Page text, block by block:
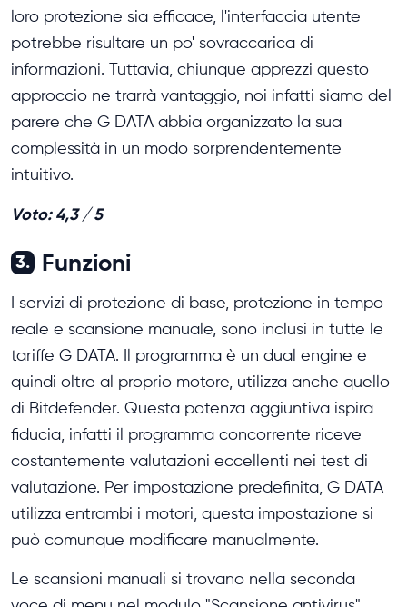
loro protezione sia efficace, l'interfaccia utente
potrebbe risultare un po' sovraccarica di
informazioni. Tuttavia, chiunque apprezzi questo
approccio ne trarrà vantaggio, noi infatti siamo del
parere che G DATA abbia organizzato la sua
complessità in un modo sorprendentemente
intuitivo.
Voto: 4,3 / 5
3. Funzioni
I servizi di protezione di base, protezione in tempo
reale e scansione manuale, sono inclusi in tutte le
tariffe G DATA. Il programma è un dual engine e
quindi oltre al proprio motore, utilizza anche quello
di Bitdefender. Questa potenza aggiuntiva ispira
fiducia, infatti il programma concorrente riceve
costantemente valutazioni eccellenti nei test di
valutazione. Per impostazione predefinita, G DATA
utilizza entrambi i motori, questa impostazione si
può comunque modificare manualmente.
Le scansioni manuali si trovano nella seconda